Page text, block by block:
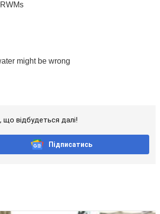
що відбудеться далі!
Підписатись